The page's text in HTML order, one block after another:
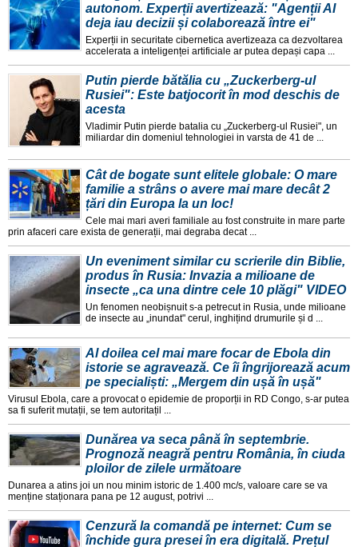
autonom. Experții avertizează: "Agenții AI
deja iau decizii și colaborează între ei"
Experții in securitate cibernetica avertizeaza ca dezvoltarea
accelerata a inteligenței artificiale ar putea depași capa ...
Putin pierde bătălia cu „Zuckerberg-ul
Rusiei": Este batjocorit în mod deschis de
acesta
Vladimir Putin pierde batalia cu „Zuckerberg-ul Rusiei", un
miliardar din domeniul tehnologiei in varsta de 41 de ...
Cât de bogate sunt elitele globale: O mare
familie a strâns o avere mai mare decât 2
țări din Europa la un loc!
Cele mai mari averi familiale au fost construite in mare parte
prin afaceri care exista de generații, mai degraba decat ...
Un eveniment similar cu scrierile din Biblie,
produs în Rusia: Invazia a milioane de
insecte „ca una dintre cele 10 plăgi" VIDEO
Un fenomen neobișnuit s-a petrecut in Rusia, unde milioane
de insecte au „inundat" cerul, inghițind drumurile și d ...
Al doilea cel mai mare focar de Ebola din
istorie se agravează. Ce îi îngrijorează acum
pe specialiști: „Mergem din ușă în ușă"
Virusul Ebola, care a provocat o epidemie de proporții in RD Congo, s-ar putea
sa fi suferit mutații, se tem autoritațil ...
Dunărea va seca până în septembrie.
Prognoză neagră pentru România, în ciuda
ploilor de zilele următoare
Dunarea a atins joi un nou minim istoric de 1.400 mc/s, valoare care se va
menține staționara pana pe 12 august, potrivi ...
Cenzură la comandă pe internet: Cum se
închide gura presei în era digitală. Prețul